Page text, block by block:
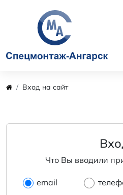
Вход на сайт
Что Вы вводили
email